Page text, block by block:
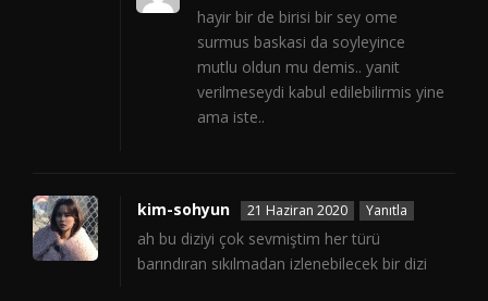
hayir bir de birisi bir sey ome
surmus baskasi da soyleyince
mutlu oldun mu demis.. yanit
verilmeseydi kabul edilebilirmis yine
ama iste..
kim-sohyun 21 Haziran 2020 Yanıtla
ah bu diziyi çok sevmiştim her türü
barındıran sıkılmadan izlenebilecek bir dizi